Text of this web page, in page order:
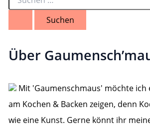
n
h
:
Über
Mit 'Gaumenschmaus' möchte ich
am Kochen & Backen zeigen, denn
wie eine Kunst. Gerne könnt ihr